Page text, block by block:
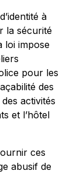
à
la sécurité
loi impose
pour les
des
activités
et l’hôtel
ces
abusif de